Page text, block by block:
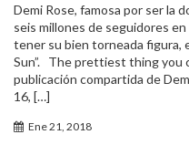
Demi Rose, famosa por ser la
seis millones de seguidores
tener su bien torneada figura,
Sun”. The prettiest thing you
publicación compartida de
16, […]
Ene 21, 2018